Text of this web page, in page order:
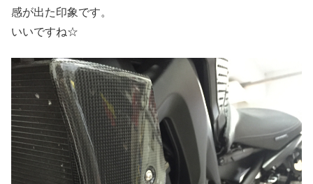
感が出た印象です。
いいですね☆